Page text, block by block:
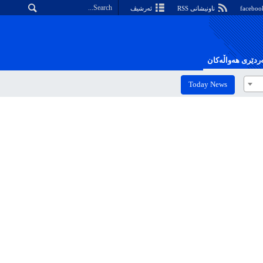
ناونیشانی RSS ئەرشیڤ
هەواڵەکان
Today News